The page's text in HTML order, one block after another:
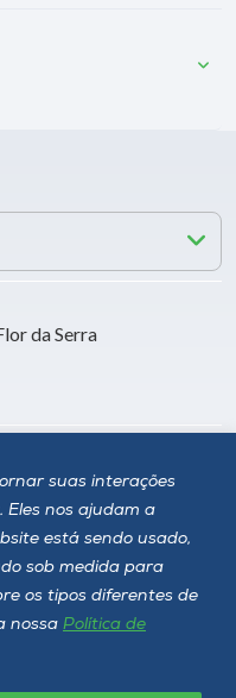
suas interações
Eles nos ajudam a
está sendo usado,
sob medida para
os tipos diferentes de
nossa Política de
da Serra